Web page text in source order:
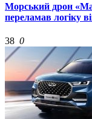
Морський дрон
переламав логіку
38 0